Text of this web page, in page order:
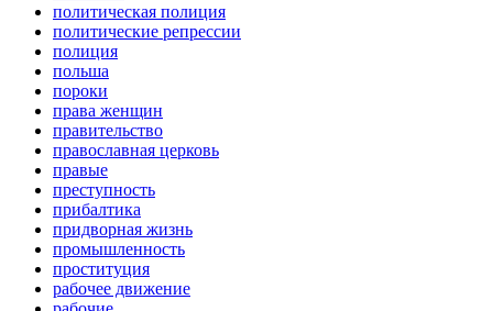
политическая полиция
политические репрессии
полиция
польша
пороки
права женщин
правительство
православная церковь
правые
преступность
прибалтика
придворная жизнь
промышленность
проституция
рабочее движение